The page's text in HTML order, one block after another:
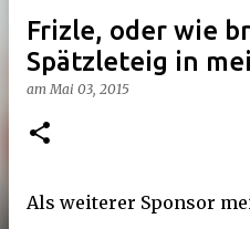
Frizle, oder wie
Spätzleteig in
amMai 03, 2015
Als weiterer Sponsor